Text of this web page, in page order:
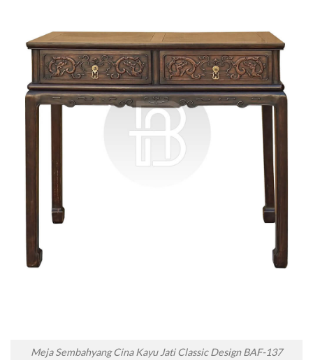
Meja Sembahyang Cina Kayu Jati Classic Design BAF-137